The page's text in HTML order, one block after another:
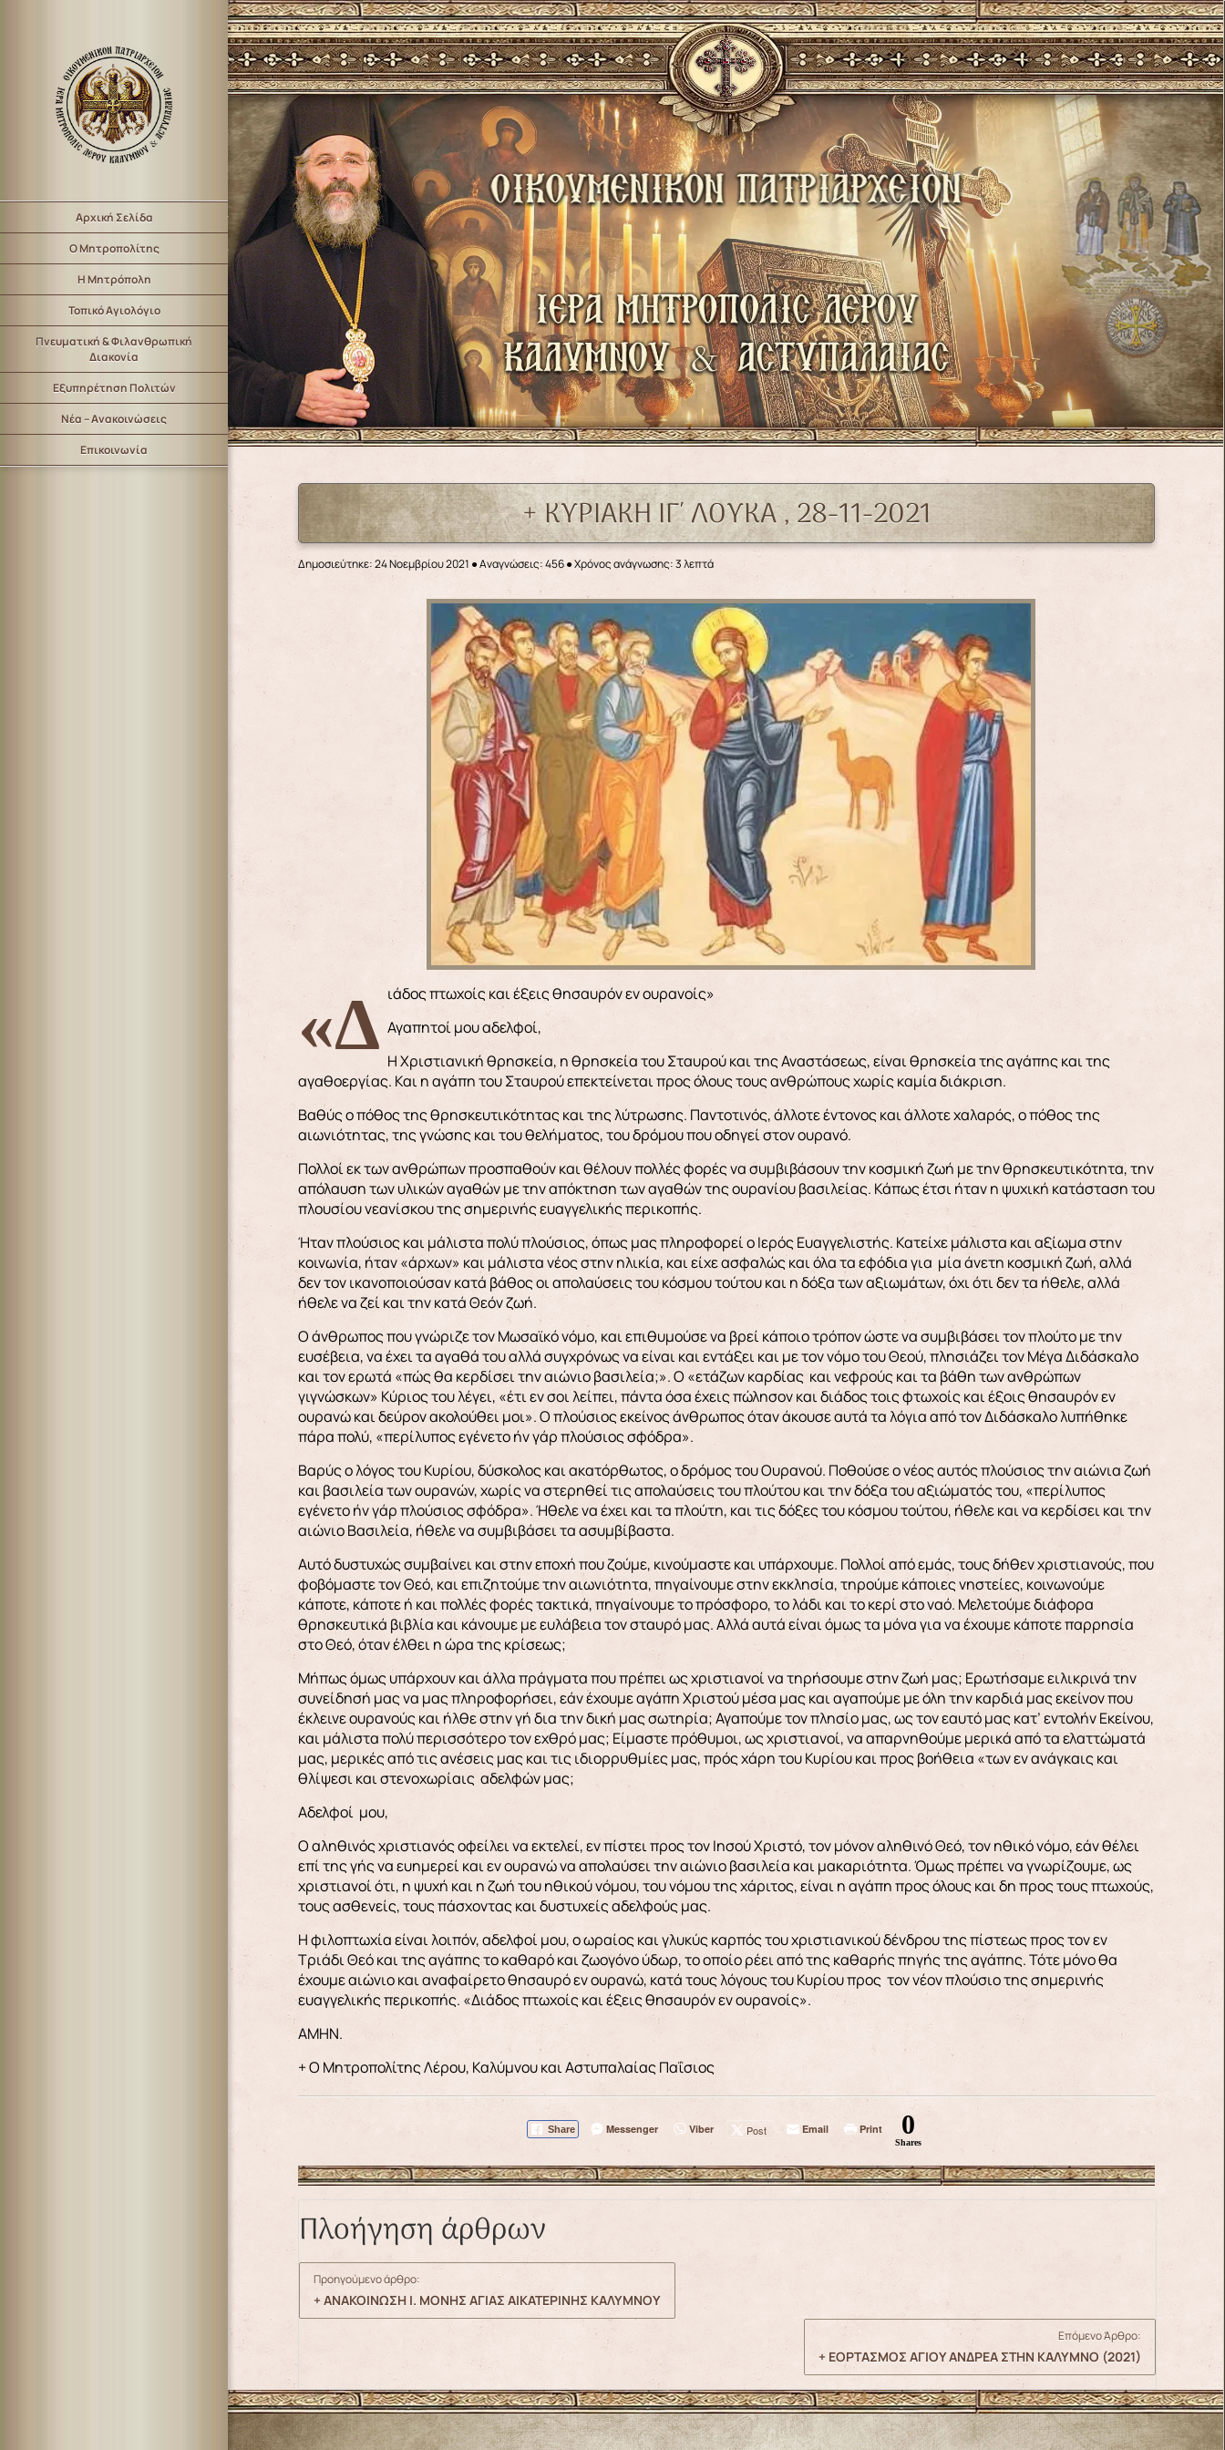
Αρχική Σελίδα
Ο Μητροπολίτης
Η Μητρόπολη
Τοπικό Αγιολόγιο
Πνευματική & Φιλανθρωπική
Διακονία
Εξυπηρέτηση Πολιτών
Νέα – Ανακοινώσεις
Επικοινωνία
+ ΚΥΡΙΑΚΗ ΙΓ΄ ΛΟΥΚΑ , 28-11-2021
Δημοσιεύτηκε: 24 Νοεμβρίου 2021 ●Αναγνώσεις: 456● Χρόνος ανάγνωσης: 3 λεπτά
«Διάδος πτωχοίς και έξεις θησαυρόν εν ουρανοίς»
Αγαπητοί μου αδελφοί,
Η Χριστιανική θρησκεία, η θρησκεία του Σταυρού και της Αναστάσεως, είναι θρησκεία της αγάπης και της
αγαθοεργίας. Και η αγάπη του Σταυρού επεκτείνεται προς όλους τους ανθρώπους χωρίς καμία διάκριση.
Βαθύς ο πόθος της θρησκευτικότητας και της λύτρωσης. Παντοτινός, άλλοτε έντονος και άλλοτε χαλαρός, ο πόθος της
αιωνιότητας, της γνώσης και του θελήματος, του δρόμου που οδηγεί στον ουρανό.
Πολλοί εκ των ανθρώπων προσπαθούν και θέλουν πολλές φορές να συμβιβάσουν την κοσμική ζωή με την θρησκευτικότητα, την
απόλαυση των υλικών αγαθών με την απόκτηση των αγαθών της ουρανίου βασιλείας. Κάπως έτσι ήταν η ψυχική κατάσταση του
πλουσίου νεανίσκου της σημερινής ευαγγελικής περικοπής.
Ήταν πλούσιος και μάλιστα πολύ πλούσιος, όπως μας πληροφορεί ο Ιερός Ευαγγελιστής. Κατείχε μάλιστα και αξίωμα στην
κοινωνία, ήταν «άρχων» και μάλιστα νέος στην ηλικία, και είχε ασφαλώς και όλα τα εφόδια για μία άνετη κοσμική ζωή, αλλά
δεν τον ικανοποιούσαν κατά βάθος οι απολαύσεις του κόσμου τούτου και η δόξα των αξιωμάτων, όχι ότι δεν τα ήθελε, αλλά
ήθελε να ζεί και την κατά Θεόν ζωή.
Ο άνθρωπος που γνώριζε τον Μωσαϊκό νόμο, και επιθυμούσε να βρεί κάποιο τρόπον ώστε να συμβιβάσει τον πλούτο με την
ευσέβεια, να έχει τα αγαθά του αλλά συγχρόνως να είναι και εντάξει και με τον νόμο του Θεού, πλησιάζει τον Μέγα Διδάσκαλο
και τον ερωτά «πώς θα κερδίσει την αιώνιο βασιλεία;». Ο «ετάζων καρδίας και νεφρούς και τα βάθη των ανθρώπων
γιγνώσκων» Κύριος του λέγει, «έτι εν σοι λείπει, πάντα όσα έχεις πώλησον και διάδος τοις φτωχοίς και έξοις θησαυρόν εν
ουρανώ και δεύρον ακολούθει μοι». Ο πλούσιος εκείνος άνθρωπος όταν άκουσε αυτά τα λόγια από τον Διδάσκαλο λυπήθηκε
πάρα πολύ, «περίλυπος εγένετο ήν γάρ πλούσιος σφόδρα».
Βαρύς ο λόγος του Κυρίου, δύσκολος και ακατόρθωτος, ο δρόμος του Ουρανού. Ποθούσε ο νέος αυτός πλούσιος την αιώνια ζωή
και βασιλεία των ουρανών, χωρίς να στερηθεί τις απολαύσεις του πλούτου και την δόξα του αξιώματός του, «περίλυπος
εγένετο ήν γάρ πλούσιος σφόδρα». Ήθελε να έχει και τα πλούτη, και τις δόξες του κόσμου τούτου, ήθελε και να κερδίσει και την
αιώνιο Βασιλεία, ήθελε να συμβιβάσει τα ασυμβίβαστα.
Αυτό δυστυχώς συμβαίνει και στην εποχή που ζούμε, κινούμαστε και υπάρχουμε. Πολλοί από εμάς, τους δήθεν χριστιανούς, που
φοβόμαστε τον Θεό, και επιζητούμε την αιωνιότητα, πηγαίνουμε στην εκκλησία, τηρούμε κάποιες νηστείες, κοινωνούμε
κάποτε, κάποτε ή και πολλές φορές τακτικά, πηγαίνουμε το πρόσφορο, το λάδι και το κερί στο ναό. Μελετούμε διάφορα
θρησκευτικά βιβλία και κάνουμε με ευλάβεια τον σταυρό μας. Αλλά αυτά είναι όμως τα μόνα για να έχουμε κάποτε παρρησία
στο Θεό, όταν έλθει η ώρα της κρίσεως;
Μήπως όμως υπάρχουν και άλλα πράγματα που πρέπει ως χριστιανοί να τηρήσουμε στην ζωή μας; Ερωτήσαμε ειλικρινά την
συνείδησή μας να μας πληροφορήσει, εάν έχουμε αγάπη Χριστού μέσα μας και αγαπούμε με όλη την καρδιά μας εκείνον που
έκλεινε ουρανούς και ήλθε στην γή δια την δική μας σωτηρία; Αγαπούμε τον πλησίο μας, ως τον εαυτό μας κατ’ εντολήν Εκείνου,
και μάλιστα πολύ περισσότερο τον εχθρό μας; Είμαστε πρόθυμοι, ως χριστιανοί, να απαρνηθούμε μερικά από τα ελαττώματά
μας, μερικές από τις ανέσεις μας και τις ιδιορρυθμίες μας, πρός χάρη του Κυρίου και προς βοήθεια «των εν ανάγκαις και
θλίψεσι και στενοχωρίαις αδελφών μας;
Αδελφοί μου,
Ο αληθινός χριστιανός οφείλει να εκτελεί, εν πίστει προς τον Ιησού Χριστό, τον μόνον αληθινό Θεό, τον ηθικό νόμο, εάν θέλει
επί της γής να ευημερεί και εν ουρανώ να απολαύσει την αιώνιο βασιλεία και μακαριότητα. Όμως πρέπει να γνωρίζουμε, ως
χριστιανοί ότι, η ψυχή και η ζωή του ηθικού νόμου, του νόμου της χάριτος, είναι η αγάπη προς όλους και δη προς τους πτωχούς,
τους ασθενείς, τους πάσχοντας και δυστυχείς αδελφούς μας.
Η φιλοπτωχία είναι λοιπόν, αδελφοί μου, ο ωραίος και γλυκύς καρπός του χριστιανικού δένδρου της πίστεως προς τον εν
Τριάδι Θεό και της αγάπης το καθαρό και ζωογόνο ύδωρ, το οποίο ρέει από της καθαρής πηγής της αγάπης. Τότε μόνο θα
έχουμε αιώνιο και αναφαίρετο θησαυρό εν ουρανώ, κατά τους λόγους του Κυρίου προς τον νέον πλούσιο της σημερινής
ευαγγελικής περικοπής. «Διάδος πτωχοίς και έξεις θησαυρόν εν ουρανοίς».
ΑΜΗΝ.
+ Ο Μητροπολίτης Λέρου, Καλύμνου και Αστυπαλαίας Παΐσιος
Share Messenger Viber Post Email Print 0
Shares
Πλοήγηση άρθρων
Προηγούμενο άρθρο:
+ ΑΝΑΚΟΙΝΩΣΗ Ι. ΜΟΝΗΣ ΑΓΙΑΣ ΑΙΚΑΤΕΡΙΝΗΣ ΚΑΛΥΜΝΟΥ
Επόμενο Άρθρο:
+ ΕΟΡΤΑΣΜΟΣ ΑΓΙΟΥ ΑΝΔΡΕΑ ΣΤΗΝ ΚΑΛΥΜΝΟ (2021)